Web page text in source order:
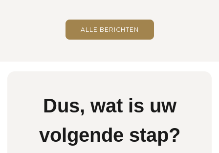
ALLE BERICHTEN
Dus, wat is uw
volgende stap?